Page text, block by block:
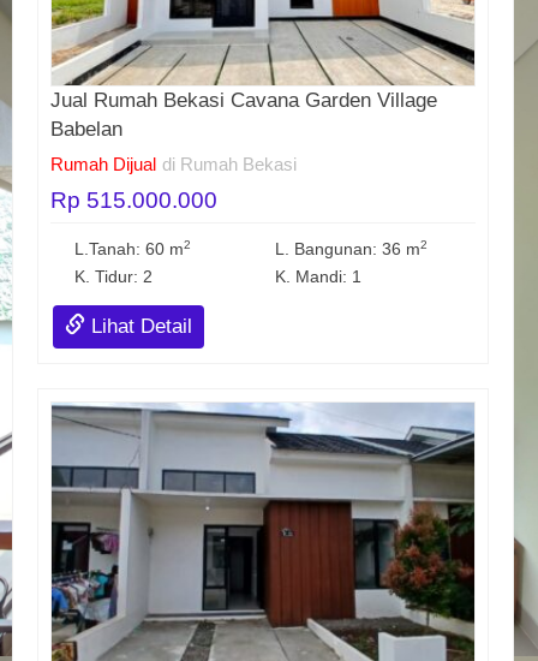
Jual Rumah Bekasi Cavana Garden Village
Babelan
Rumah Dijual di Rumah Bekasi
Rp 515.000.000
L.Tanah: 60 m2 L. Bangunan: 36 m2
K. Tidur: 2 K. Mandi: 1
Lihat Detail